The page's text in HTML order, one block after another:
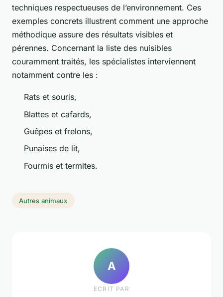
techniques respectueuses de l’environnement. Ces
exemples concrets illustrent comment une approche
méthodique assure des résultats visibles et
pérennes. Concernant la liste des nuisibles
couramment traités, les spécialistes interviennent
notamment contre les :
Rats et souris,
Blattes et cafards,
Guêpes et frelons,
Punaises de lit,
Fourmis et termites.
Autres animaux
A
ECRIT PAR